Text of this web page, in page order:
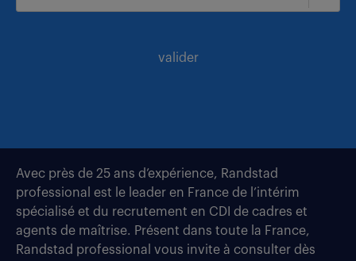
valider
Avec près de 25 ans d’expérience, Randstad
professional est le leader en France de l’intérim
spécialisé et du recrutement en CDI de cadres et
agents de maîtrise. Présent dans toute la France,
Randstad professional vous invite à consulter dès